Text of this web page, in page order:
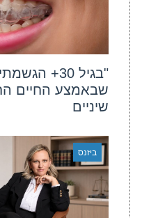
"בגיל 30+
שבאמצע החיים
שיניים
ביזנס